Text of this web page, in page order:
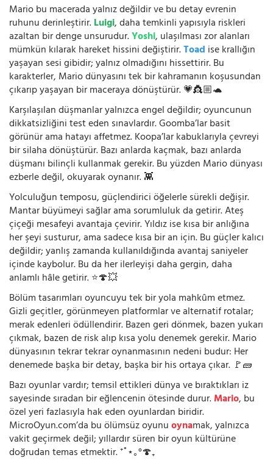
Mario bu macerada yalnız değildir ve bu detay evrenin
ruhunu derinleştirir.Luigi, daha temkinli yapısıyla riskleri
azaltan bir denge unsurudur.Yoshi, ulaşılması zor alanları
mümkün kılarak hareket hissini değiştirir.Toad ise krallığın
yaşayan sesi gibidir; yalnız olmadığını hissettirir. Bu
karakterler, Mario dünyasını tek bir kahramanın koşusundan
çıkarıp yaşayan bir maceraya dönüştürür. 💗👸🏼🐢
Karşılaşılan düşmanlar yalnızca engel değildir; oyuncunun
dikkatsizliğini test eden sınavlardır. Goomba’lar basit
görünür ama hatayı affetmez. Koopa’lar kabuklarıyla çevreyi
bir silaha dönüştürür. Bazı anlarda kaçmak, bazı anlarda
düşmanı bilinçli kullanmak gerekir. Bu yüzden Mario dünyası
ezberle değil, okuyarak oynanır. 👾
Yolculuğun temposu, güçlendirici öğelerle sürekli değişir.
Mantar büyümeyi sağlar ama sorumluluk da getirir. Ateş
çiçeği mesafeyi avantaja çevirir. Yıldız ise kısa bir anlığına
her şeyi susturur, ama sadece kısa bir an için. Bu güçler kalıcı
değildir; yanlış zamanda kullanıldığında avantaj saniyeler
içinde kaybolur. Bu da her ilerleyişi daha gergin, daha
anlamlı hâle getirir. ⭐🍄💥
Bölüm tasarımları oyuncuyu tek bir yola mahkûm etmez.
Gizli geçitler, görünmeyen platformlar ve alternatif rotalar;
merak edenleri ödüllendirir. Bazen geri dönmek, bazen yukarı
çıkmak, bazen de risk alıp kısa yolu denemek gerekir. Mario
dünyasının tekrar tekrar oynanmasının nedeni budur: Her
denemede başka bir detay, başka bir his ortaya çıkar. 🚩🧱
Bazı oyunlar vardır; temsil ettikleri dünya ve bıraktıkları iz
sayesinde sıradan bir eğlencenin ötesinde durur.Mario, bu
özel yeri fazlasıyla hak eden oyunlardan biridir.
MicroOyun.com’da bu ölümsüz oyunuoynamak, yalnızca
vakit geçirmek değil; yıllardır süren bir oyun kültürüne
doğrudan temas etmektir. ⁺˚⋆｡°🍄₊